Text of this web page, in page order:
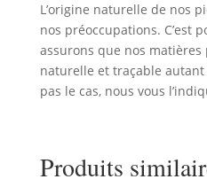
L’origine naturelle de nos
nos préoccupations. C’est
assurons que nos matières
naturelle et traçable autant
pas le cas, nous vous
Produits